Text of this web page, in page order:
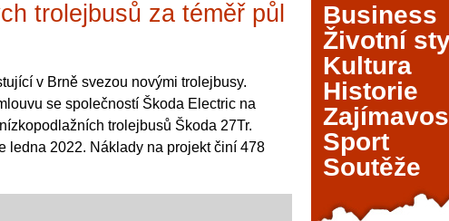
trolejbusů za téměř půl
v Brně svezou novými trolejbusy.
se společností Škoda Electric na
trolejbusů Škoda 27Tr.
ledna 2022. Náklady na projekt činí 478
kasinovými hrami v Brně: Od
je městem známým pro zajímavé památky, skvělé
divadla a univerzity. Mimo jiné je ale také
kde si můžete legálně a bezpečně vyzkoušet
kasinové hry. V neustále kvetoucí moravské
naleznete širokou nabídku her od klasické
Business
Životní
Kultura
Historie
Sport
Soutěže